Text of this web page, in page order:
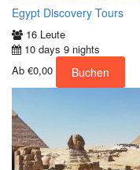
Egypt Discovery Tours
16 Leute
10 days 9 nights
Ab €0,00 Buchen